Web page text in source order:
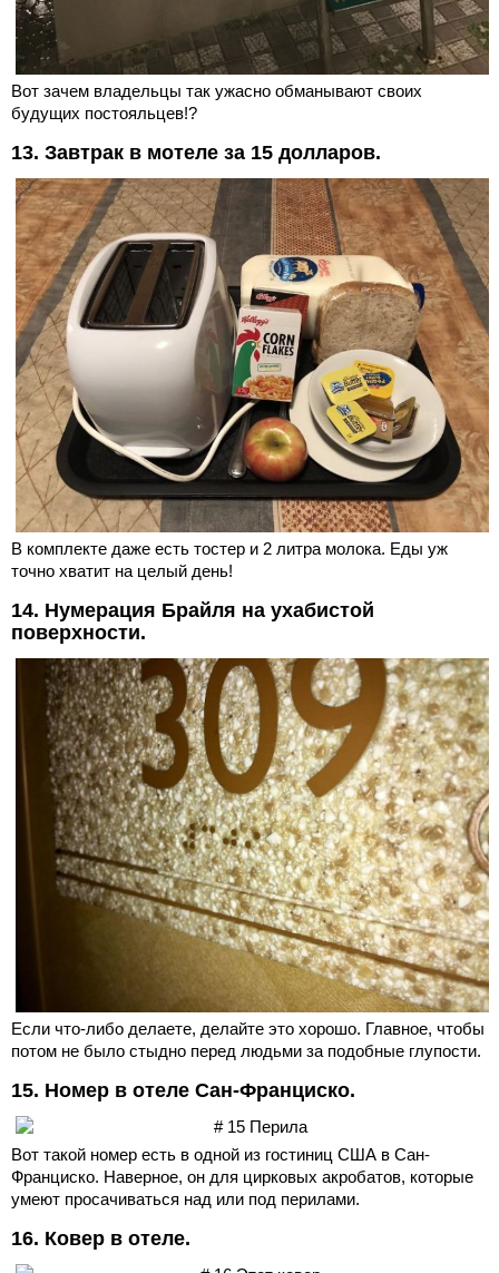
Вот зачем владельцы так ужасно обманывают своих
будущих постояльцев!?
13. Завтрак в мотеле за 15 долларов.
В комплекте даже есть тостер и 2 литра молока. Еды уж
точно хватит на целый день!
14. Нумерация Брайля на ухабистой
поверхности.
Если что-либо делаете, делайте это хорошо. Главное, чтобы
потом не было стыдно перед людьми за подобные глупости.
15. Номер в отеле Сан-Франциско.
Вот такой номер есть в одной из гостиниц США в Сан-
Франциско. Наверное, он для цирковых акробатов, которые
умеют просачиваться над или под перилами.
16. Ковер в отеле.